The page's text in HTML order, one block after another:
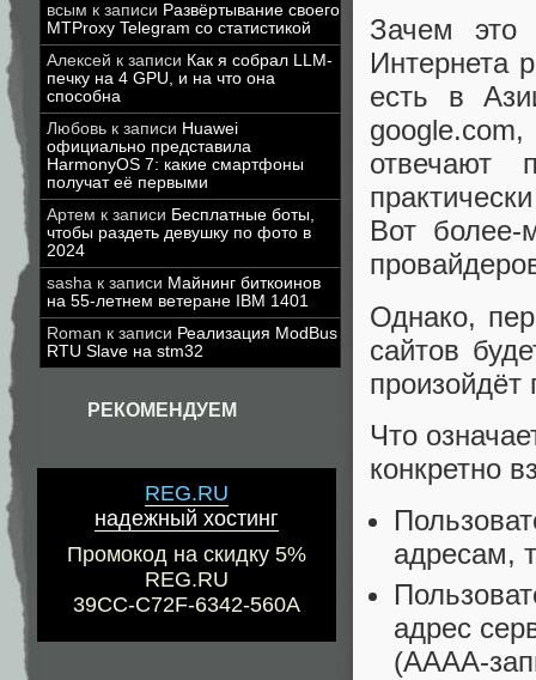
всым к записи Развёртывание своего
MTProxy Telegram со статистикой
Алексей к записи Как я собрал LLM-
печку на 4 GPU, и на что она
способна
Любовь к записи Huawei
официально представила
HarmonyOS 7: какие смартфоны
получат её первыми
Артем к записи Бесплатные боты,
чтобы раздеть девушку по фото в
2024
sasha к записи Майнинг биткоинов
на 55-летнем ветеране IBM 1401
Roman к записи Реализация ModBus
RTU Slave на stm32
РЕКОМЕНДУЕМ
REG.RU
надежный хостинг
Промокод на скидку 5%
REG.RU
39CC-C72F-6342-560A
Зачем это
Интернета
есть в
отвечают
Вот более-
Однако,
сайтов
произойдёт
Что
конкретно
адресам,
адрес
(AAAA-